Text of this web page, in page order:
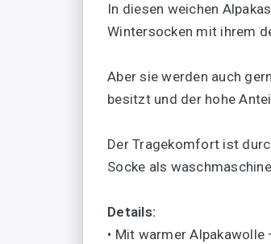
In diesen weichen
Wintersocken mit ihrem
Aber sie werden auch
besitzt und der hohe
Der Tragekomfort ist
Socke als
Details:
• Mit warmer